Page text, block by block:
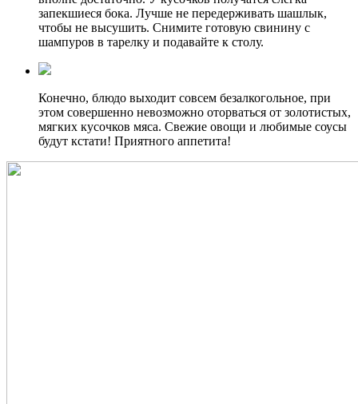
запекшиеся бока. Лучше не передерживать шашлык,
чтобы не высушить. Снимите готовую свинину с
шампуров в тарелку и подавайте к столу.
Конечно, блюдо выходит совсем безалкогольное, при
этом совершенно невозможно оторваться от золотистых,
мягких кусочков мяса. Свежие овощи и любимые соусы
будут кстати! Приятного аппетита!